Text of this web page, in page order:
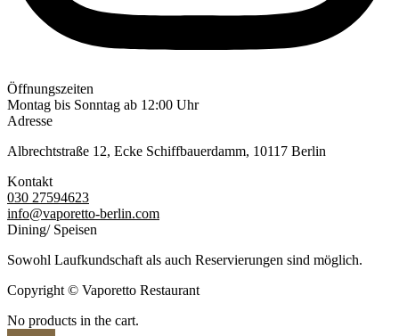
Öffnungszeiten
Montag bis Sonntag ab 12:00 Uhr
Adresse
Albrechtstraße 12, Ecke Schiffbauerdamm, 10117 Berlin
Kontakt
030 27594623
info@vaporetto-berlin.com
Dining/ Speisen
Sowohl Laufkundschaft als auch Reservierungen sind möglich.
Copyright © Vaporetto Restaurant
No products in the cart.